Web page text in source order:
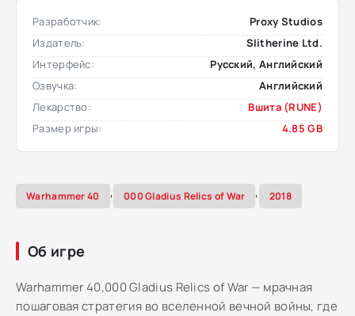
Разработчик:
Proxy Studios
Издатель:
Slitherine Ltd.
Интерфейс:
Русский, Английский
Озвучка:
Aнглийский
Лекарство:
Вшита (RUNE)
Размер игры:
4.85 GB
Warhammer 40 , 000 Gladius Relics of War , 2018
Об игре
Warhammer 40,000 Gladius Relics of War — мрачная
пошаговая стратегия во вселенной вечной войны, где